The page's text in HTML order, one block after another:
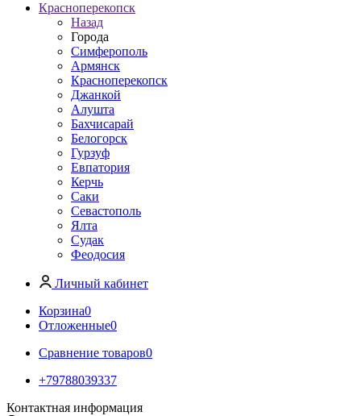
Красноперекопск
Назад
Города
Симферополь
Армянск
Красноперекопск
Джанкой
Алушта
Бахчисарай
Белогорск
Гурзуф
Евпатория
Керчь
Саки
Севастополь
Ялта
Судак
Феодосия
Личный кабинет
Корзина0
Отложенные0
Сравнение товаров0
+79788039337
Контактная информация